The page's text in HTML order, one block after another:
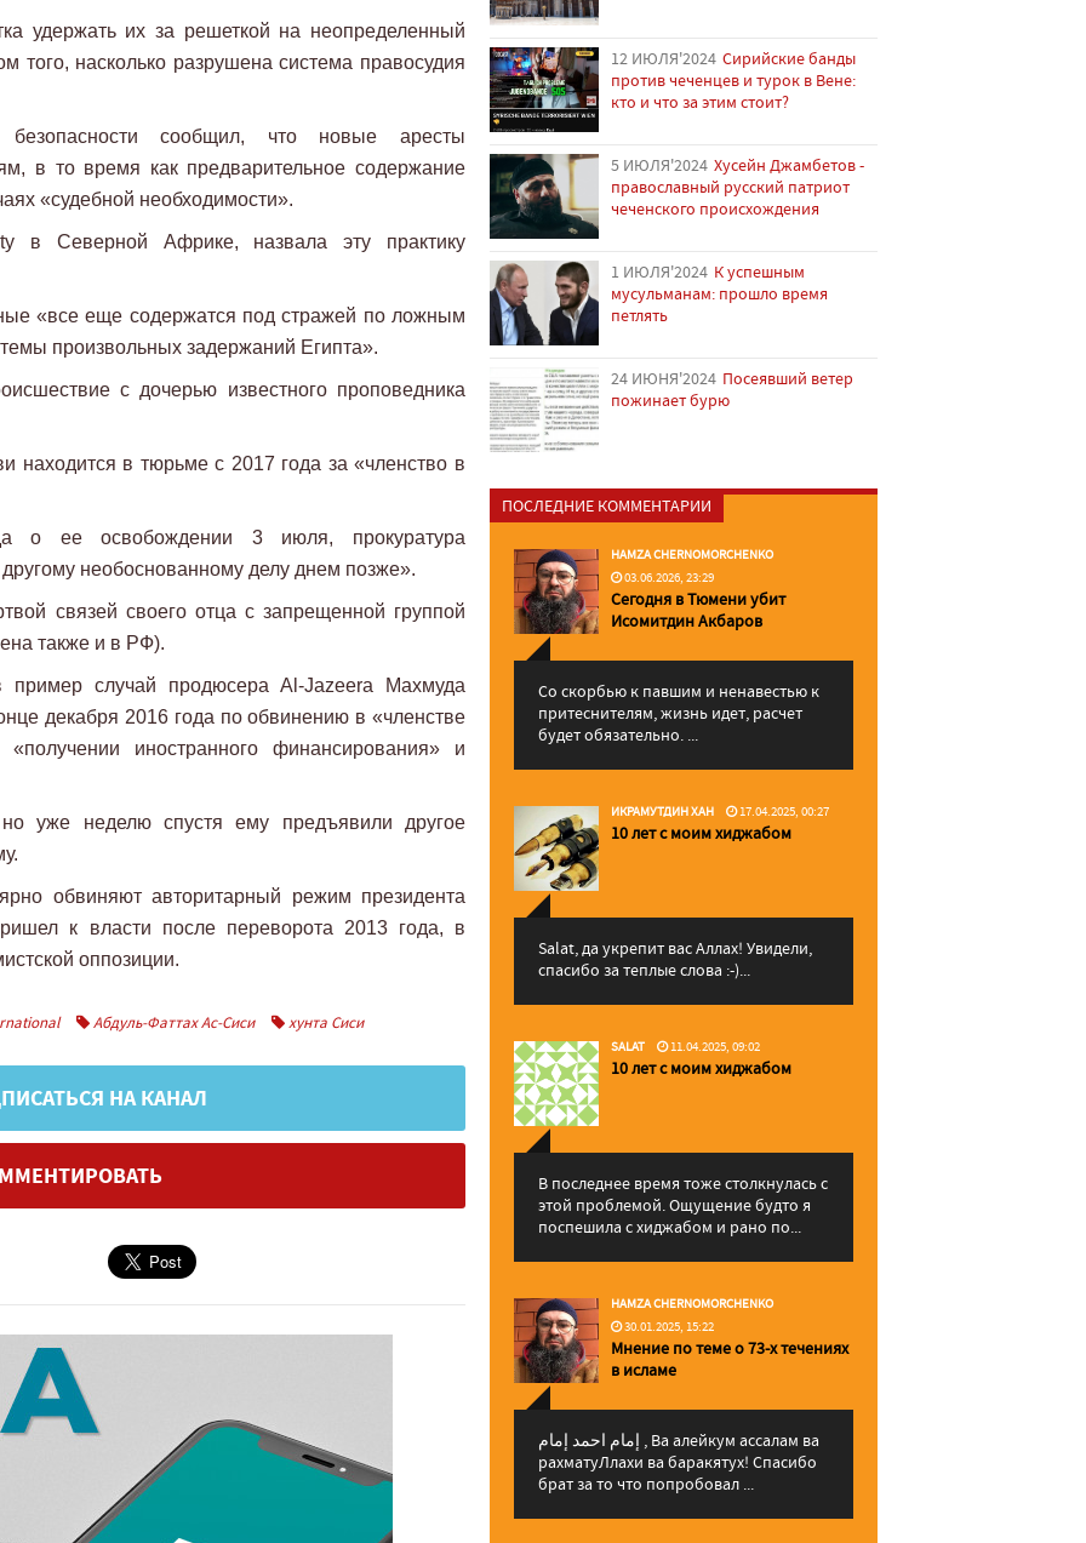
удержать их за решеткой на неопределенный
того, насколько разрушена система правосудия
сообщил, что новые аресты
в то время как предварительное содержание
«судебной необходимости».
в Северной Африке, назвала эту практику
«все еще содержатся под стражей по ложным
произвольных задержаний Египта».
с дочерью известного проповедника
находится в тюрьме с 2017 года за «членство в
о ее освобождении 3 июля, прокуратура
необоснованному делу днем ​​позже».
связей своего отца с запрещенной группой
также и в РФ).
пример случай продюсера Al-Jazeera Махмуда
декабря 2016 года по обвинению в «членстве
«получении иностранного финансирования» и
уже неделю спустя ему предъявили другое
обвиняют авторитарный режим президента
к власти после переворота 2013 года, в
оппозиции.
Абдуль-Фаттах Ас-Сиси хунта Сиси
НА КАНАЛ
12 ИЮЛЯ'2024 Сирийские банды
против чеченцев и турок в Вене:
кто и что за этим стоит?
5 ИЮЛЯ'2024 Хусейн Джамбетов -
православный русский патриот
чеченского происхождения
1 ИЮЛЯ'2024 К успешным
мусульманам: прошло время
петлять
24 ИЮНЯ'2024 Посеявший ветер
пожинает бурю
ПОСЛЕДНИЕ КОММЕНТАРИИ
HAMZA CHERNOMORCHENKO
03.06.2026, 23:29
Сегодня в Тюмени убит
Исомитдин Акбаров
Со скорбью к павшим и ненавестью к
притеснителям, жизнь идет, расчет
будет обязательно. ...
ИКРАМУТДИН ХАН 17.04.2025, 00:27
10 лет с моим хиджабом
Salat, да укрепит вас Аллаx! Увидели,
спасибо за теплые слова :-)...
SALAT 11.04.2025, 09:02
10 лет с моим хиджабом
В последнее время тоже столкнулась с
этой проблемой. Ощущение будто я
поспешила с хиджабом и рано по...
HAMZA CHERNOMORCHENKO
30.01.2025, 15:22
Мнение по теме о 73-х течениях
в исламе
إمام احمد إمام , Ва алейкум ассалам ва
рахматуЛлахи ва баракятух! Спасибо
брат за то что попробовал ...